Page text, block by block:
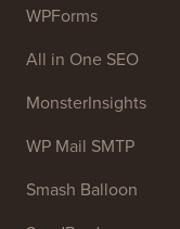
WordPress i
Dołącz do naszego
OptinMonster